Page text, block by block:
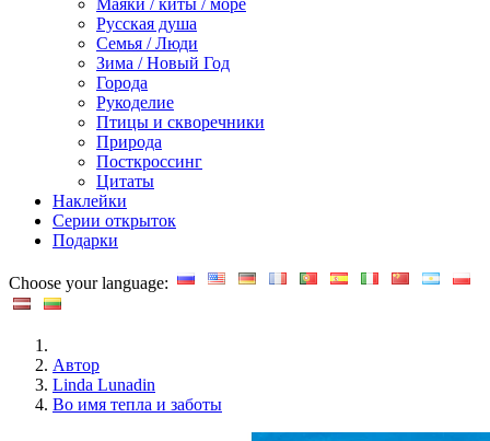
Русская душа
Семья / Люди
Зима / Новый Год
Города
Рукоделие
Птицы и скворечники
Природа
Посткроссинг
Цитаты
Наклейки
Серии открыток
Подарки
Choose your language:
Автор
Linda Lunadin
Во имя тепла и заботы